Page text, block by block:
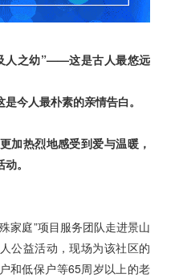
人之幼”——这是古人最悠远
今人最朴素的亲情告白。
加热烈地感受到爱与温暖，
。
家庭”项目服务团队走进景山
公益活动，现场为该社区的
和低保户等65周岁以上的老